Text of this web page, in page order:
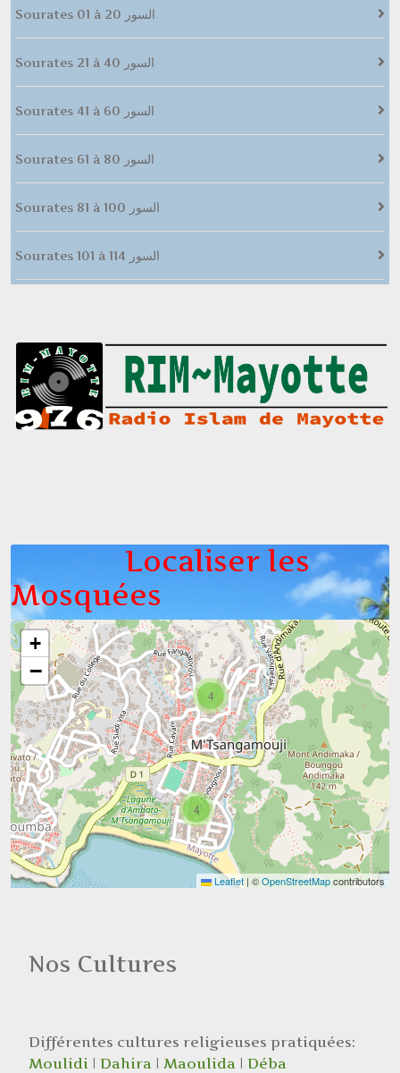
Sourates 01 à 20 السور
Sourates 21 à 40 السور
Sourates 41 à 60 السور
Sourates 61 à 80 السور
Sourates 81 à 100 السور
Sourates 101 à 114 السور
Localiser les
Mosquées
4
4
+
−
Leaflet | ©OpenStreetMapcontributors
Nos Cultures
Différentes cultures religieuses pratiquées:
Moulidi | Dahira | Maoulida | Déba